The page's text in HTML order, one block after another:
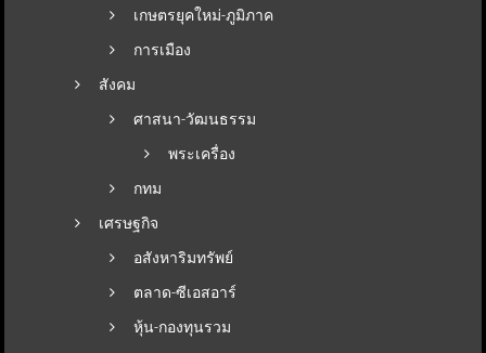
เกษตรยุคใหม่-ภูมิภาค
การเมือง
สังคม
ศาสนา-วัฒนธรรม
พระเครื่อง
กทม
เศรษฐกิจ
อสังหาริมทรัพย์
ตลาด-ซีเอสอาร์
หุ้น-กองทุนรวม